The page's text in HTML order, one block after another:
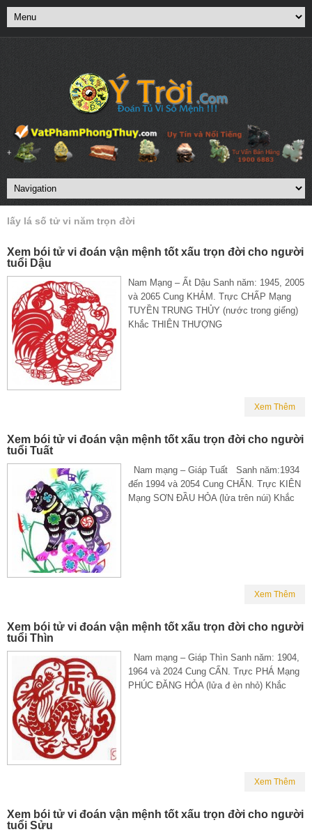
lấy lá số tử vi năm trọn đời
Xem bói tử vi đoán vận mệnh tốt xấu trọn đời cho người
tuổi Dậu
Nam Mạng – Ất Dậu Sanh năm: 1945, 2005
và 2065 Cung KHẢM. Trực CHẤP Mạng
TUYỀN TRUNG THỦY (nước trong giếng)
Khắc THIÊN THƯỢNG
Xem Thêm
Xem bói tử vi đoán vận mệnh tốt xấu trọn đời cho người
tuổi Tuất
Nam mạng – Giáp Tuất Sanh năm:1934
đến 1994 và 2054 Cung CHẤN. Trực KIÊN
Mạng SƠN ĐẦU HỎA (lửa trên núi) Khắc
Xem Thêm
Xem bói tử vi đoán vận mệnh tốt xấu trọn đời cho người
tuổi Thìn
Nam mạng – Giáp Thìn Sanh năm: 1904,
1964 và 2024 Cung CẤN. Trực PHÁ Mạng
PHÚC ĐĂNG HỎA (lửa đ èn nhỏ) Khắc
Xem Thêm
Xem bói tử vi đoán vận mệnh tốt xấu trọn đời cho người
tuổi Sửu